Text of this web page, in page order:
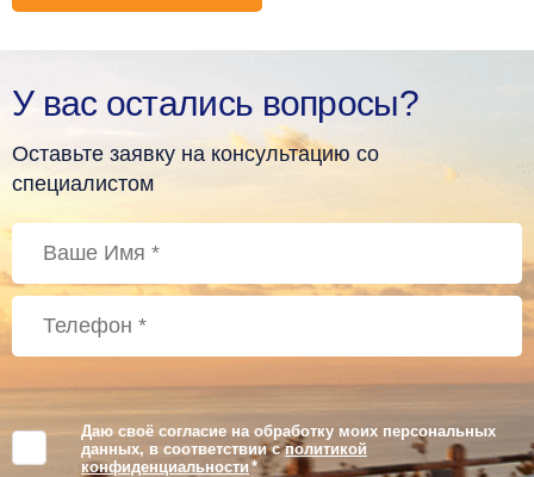
У вас остались вопросы?
Оставьте заявку на консультацию со
специалистом
Даю своё согласие на обработку моих персональных
данных, в соответствии сполитикой
конфиденциальности *